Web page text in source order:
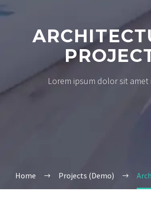
Lorem ipsum dolor sit amet
Home Projects (Demo)